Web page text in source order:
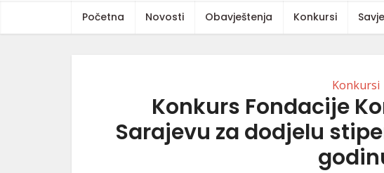
Početna Novosti Obavještenja Konkursi
Konkursi
Konkurs Fondacije
Sarajevu za dodjelu